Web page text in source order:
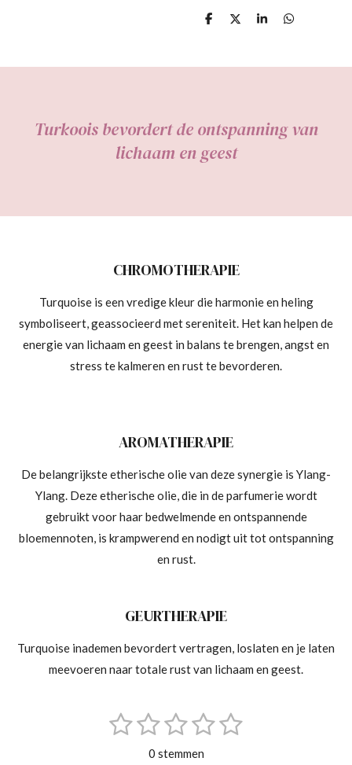
D
n
D
S
e
D
n
Turkoois bevordert de ontspanning van
lichaam en geest
CHROMOTHERAPIE
Turquoise is een vredige kleur die harmonie en heling
symboliseert, geassocieerd met sereniteit. Het kan helpen de
energie van lichaam en geest in balans te brengen, angst en
stress te kalmeren en rust te bevorderen.
AROMATHERAPIE
De belangrijkste etherische olie van deze synergie is Ylang-
Ylang. Deze etherische olie, die in de parfumerie wordt
gebruikt voor haar bedwelmende en ontspannende
bloemennoten, is krampwerend en nodigt uit tot ontspanning
en rust.
GEURTHERAPIE
Turquoise inademen bevordertvertragen, loslaten en je laten
meevoeren naartotale rust van lichaam en geest.
1 2 3
s
4
s
5
0 stemmen